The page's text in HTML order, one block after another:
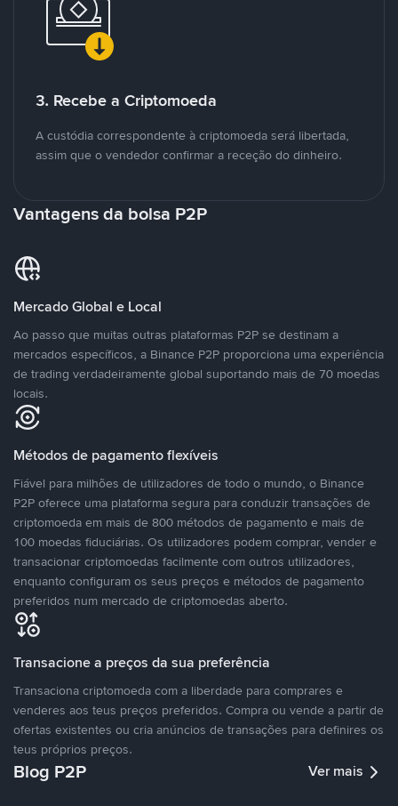
3. Recebe a Criptomoeda
A custódia correspondente à criptomoeda será libertada,
assim que o vendedor confirmar a receção do dinheiro.
Vantagens da bolsa P2P
Mercado Global e Local
Ao passo que muitas outras plataformas P2P se destinam a
mercados específicos, a Binance P2P proporciona uma experiência
de trading verdadeiramente global suportando mais de 70 moedas
locais.
Métodos de pagamento flexíveis
Fiável para milhões de utilizadores de todo o mundo, o Binance
P2P oferece uma plataforma segura para conduzir transações de
criptomoeda em mais de 800 métodos de pagamento e mais de
100 moedas fiduciárias. Os utilizadores podem comprar, vender e
transacionar criptomoedas facilmente com outros utilizadores,
enquanto configuram os seus preços e métodos de pagamento
preferidos num mercado de criptomoedas aberto.
Transacione a preços da sua preferência
Transaciona criptomoeda com a liberdade para comprares e
venderes aos teus preços preferidos. Compra ou vende a partir de
ofertas existentes ou cria anúncios de transações para definires os
teus próprios preços.
Blog P2P Ver mais